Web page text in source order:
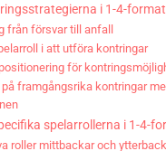
i 1-4-
från försvar till anfall
i att utföra kontringar
för
på framgångsrika kontringar
spelarrollerna i 1-4-
roller mittbackar och